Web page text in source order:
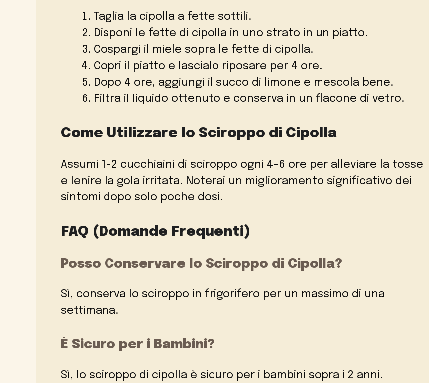
Taglia la cipolla a fette sottili.
Disponi le fette di cipolla in uno strato in un piatto.
Cospargi il miele sopra le fette di cipolla.
Copri il piatto e lascialo riposare per 4 ore.
Dopo 4 ore, aggiungi il succo di limone e mescola bene.
Filtra il liquido ottenuto e conserva in un flacone di vetro.
Come Utilizzare lo Sciroppo di Cipolla
Assumi 1-2 cucchiaini di sciroppo ogni 4-6 ore per alleviare la tosse
e lenire la gola irritata. Noterai un miglioramento significativo dei
sintomi dopo solo poche dosi.
FAQ (Domande Frequenti)
Posso Conservare lo Sciroppo di Cipolla?
Sì, conserva lo sciroppo in frigorifero per un massimo di una
settimana.
È Sicuro per i Bambini?
Sì, lo sciroppo di cipolla è sicuro per i bambini sopra i 2 anni.